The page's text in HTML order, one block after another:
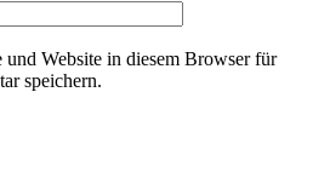
Website in diesem Browser für
speichern.